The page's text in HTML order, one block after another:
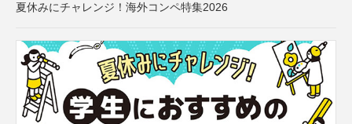
夏休みにチャレンジ！海外コンペ特集2026